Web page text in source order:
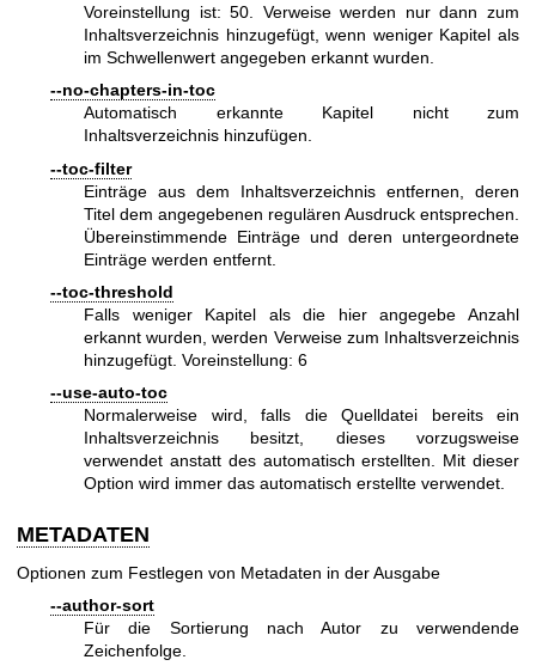
Voreinstellung ist: 50. Verweise werden nur dann zum
Inhaltsverzeichnis hinzugefügt, wenn weniger Kapitel als
im Schwellenwert angegeben erkannt wurden.
--no-chapters-in-toc
Automatisch erkannte Kapitel nicht zum
Inhaltsverzeichnis hinzufügen.
--toc-filter
Einträge aus dem Inhaltsverzeichnis entfernen, deren
Titel dem angegebenen regulären Ausdruck entsprechen.
Übereinstimmende Einträge und deren untergeordnete
Einträge werden entfernt.
--toc-threshold
Falls weniger Kapitel als die hier angegebe Anzahl
erkannt wurden, werden Verweise zum Inhaltsverzeichnis
hinzugefügt. Voreinstellung: 6
--use-auto-toc
Normalerweise wird, falls die Quelldatei bereits ein
Inhaltsverzeichnis besitzt, dieses vorzugsweise
verwendet anstatt des automatisch erstellten. Mit dieser
Option wird immer das automatisch erstellte verwendet.
METADATEN
Optionen zum Festlegen von Metadaten in der Ausgabe
--author-sort
Für die Sortierung nach Autor zu verwendende
Zeichenfolge.